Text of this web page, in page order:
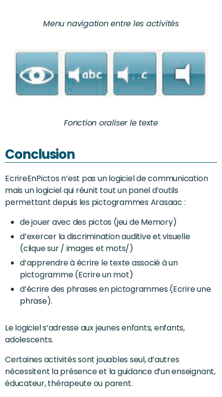
Menu navigation entre les activités
Fonction oraliser le texte
Conclusion
EcrireEnPictos n’est pas un logiciel de communication
mais un logiciel qui réunit tout un panel d’outils
permettant depuis les pictogrammes Arasaac :
de jouer avec des pictos (jeu de Memory)
d’exercer la discrimination auditive et visuelle
(clique sur / images et mots/)
d’apprendre à écrire le texte associé à un
pictogramme (Ecrire un mot)
d’écrire des phrases en pictogrammes (Ecrire une
phrase).
Le logiciel s’adresse aux jeunes enfants, enfants,
adolescents.
Certaines activités sont jouables seul, d’autres
nécessitent la présence et la guidance d’un enseignant,
éducateur, thérapeute ou parent.